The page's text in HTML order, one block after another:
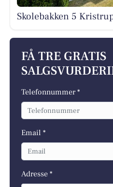
Skolebakken 5
FÅ TRE GRATIS
Telefonnummer *
Email *
Adresse *